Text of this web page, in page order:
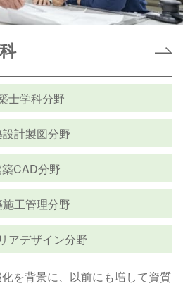
士学科分野
計製図分野
CAD分野
工管理分野
アデザイン分野
を背景に、以前にも増して資質